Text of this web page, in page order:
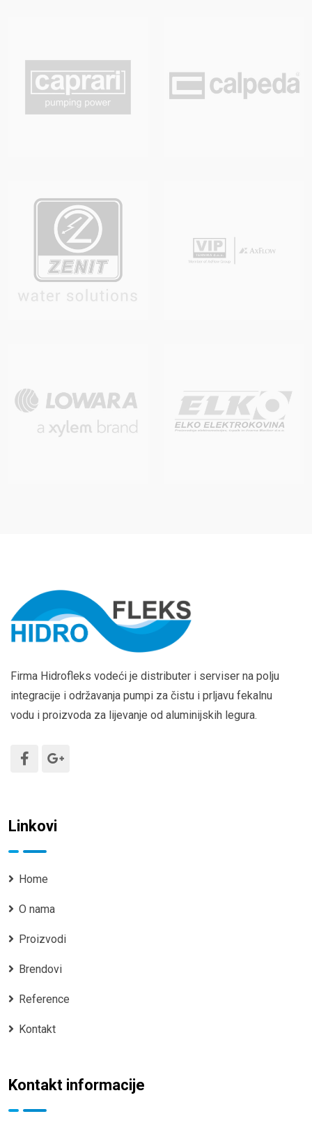
Firma Hidrofleks vodeći je distributer i serviser na polju
integracije i održavanja pumpi za čistu i prljavu fekalnu
vodu i proizvoda za lijevanje od aluminijskih legura.
Linkovi
Home
O nama
Proizvodi
Brendovi
Reference
Kontakt
Kontakt informacije